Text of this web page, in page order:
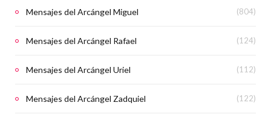
Mensajes del Arcángel Miguel (804)
Mensajes del Arcángel Rafael (124)
Mensajes del Arcángel Uriel (112)
Mensajes del Arcángel Zadquiel (122)